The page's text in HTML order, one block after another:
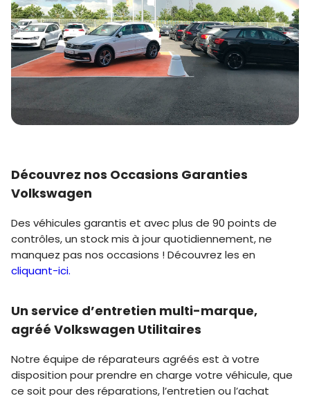
Découvrez nos Occasions Garanties
Volkswagen
Des véhicules garantis et avec plus de 90 points de
contrôles, un stock mis à jour quotidiennement, ne
manquez pas nos occasions ! Découvrez les en
cliquant-ici.
Un service d’entretien multi-marque,
agréé Volkswagen Utilitaires
Notre équipe de réparateurs agréés est à votre
disposition pour prendre en charge votre véhicule, que
ce soit pour des réparations, l’entretien ou l’achat